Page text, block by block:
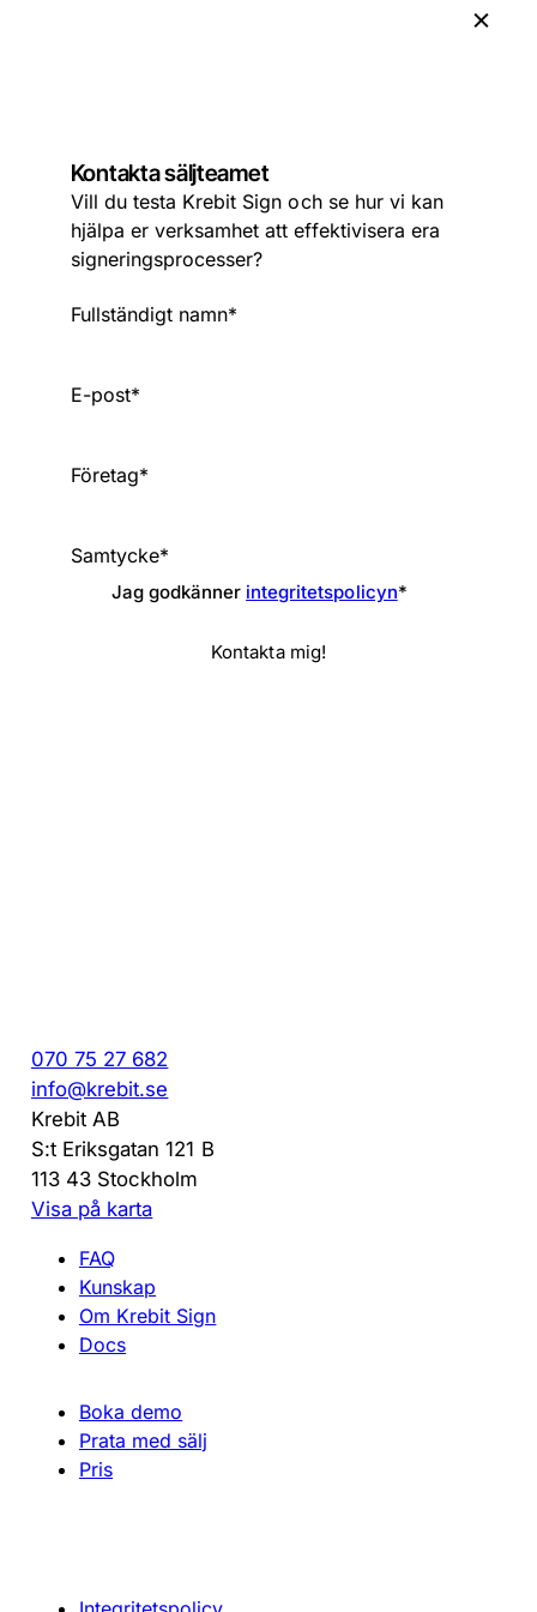
Kontakta säljteamet
Vill du testa Krebit Sign och se hur vi kan
hjälpa er verksamhet att effektivisera era
signeringsprocesser?
Fullständigt namn*
E-post*
Företag*
Samtycke*
Jag godkänner integritetspolicyn*
Kontakta mig!
070 75 27 682
info@krebit.se
Krebit AB
S:t Eriksgatan 121 B
113 43 Stockholm
Visa på karta
FAQ
Kunskap
Om Krebit Sign
Docs
Boka demo
Prata med sälj
Pris